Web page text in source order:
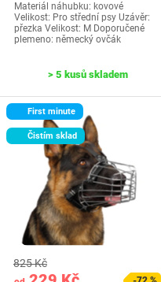
Materiál náhubku: kovové
Velikost: Pro střední psy Uzávěr:
přezka Velikost: M Doporučené
plemeno: německý ovčák
> 5 kusů skladem
First minute
Čistím sklad
825 Kč